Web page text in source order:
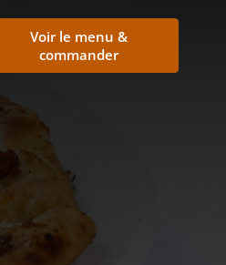
Voir le menu &
commander